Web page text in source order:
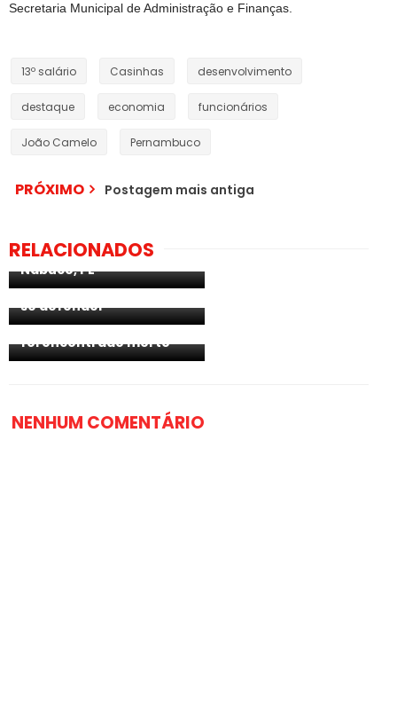
Secretaria Municipal de Administração e Finanças.
13º salário Casinhas desenvolvimento
destaque economia funcionários
João Camelo Pernambuco
PRÓXIMO Postagem mais antiga
RELACIONADOS
peixeira em Joaquim
Nabuco, PE
Homem leva facada na
cabeça após tentar
matar companheira, que
revidou agressão para
se defender
CASINHAS: Germano
Marceneiro de Casinhas
foi encontrado morto
NENHUM COMENTÁRIO